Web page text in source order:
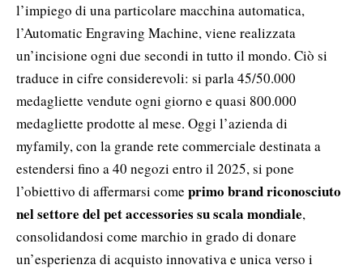
l’impiego di una particolare macchina automatica,
l’Automatic Engraving Machine, viene realizzata
un’incisione ogni due secondi in tutto il mondo. Ciò si
traduce in cifre considerevoli: si parla 45/50.000
medagliette vendute ogni giorno e quasi 800.000
medagliette prodotte al mese. Oggi l’azienda di
myfamily, con la grande rete commerciale destinata a
estendersi fino a 40 negozi entro il 2025, si pone
l’obiettivo di affermarsi come primo brand riconosciuto
nel settore del pet accessories su scala mondiale,
consolidandosi come marchio in grado di donare
un’esperienza di acquisto innovativa e unica verso i